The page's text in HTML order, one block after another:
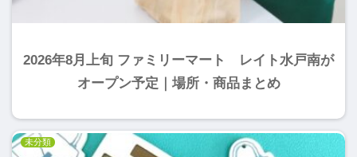
2026年8月上旬 ファミリーマート レイト水戸南が
オープン予定｜場所・商品まとめ
未分類